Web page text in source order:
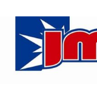
conținut